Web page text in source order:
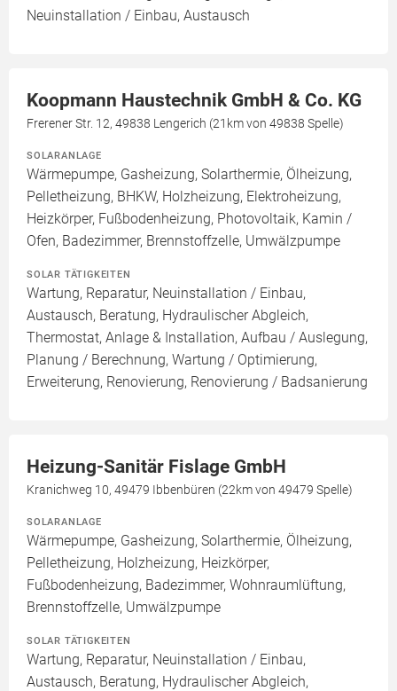
Neuinstallation / Einbau, Austausch
Koopmann Haustechnik GmbH & Co. KG
Frerener Str. 12, 49838 Lengerich (21km von 49838 Spelle)
SOLARANLAGE
Wärmepumpe, Gasheizung, Solarthermie, Ölheizung,
Pelletheizung, BHKW, Holzheizung, Elektroheizung,
Heizkörper, Fußbodenheizung, Photovoltaik, Kamin /
Ofen, Badezimmer, Brennstoffzelle, Umwälzpumpe
SOLAR TÄTIGKEITEN
Wartung, Reparatur, Neuinstallation / Einbau,
Austausch, Beratung, Hydraulischer Abgleich,
Thermostat, Anlage & Installation, Aufbau / Auslegung,
Planung / Berechnung, Wartung / Optimierung,
Erweiterung, Renovierung, Renovierung / Badsanierung
Heizung-Sanitär Fislage GmbH
Kranichweg 10, 49479 Ibbenbüren (22km von 49479 Spelle)
SOLARANLAGE
Wärmepumpe, Gasheizung, Solarthermie, Ölheizung,
Pelletheizung, Holzheizung, Heizkörper,
Fußbodenheizung, Badezimmer, Wohnraumlüftung,
Brennstoffzelle, Umwälzpumpe
SOLAR TÄTIGKEITEN
Wartung, Reparatur, Neuinstallation / Einbau,
Austausch, Beratung, Hydraulischer Abgleich,